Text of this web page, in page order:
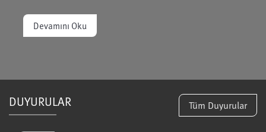
Devamını Oku
DUYURULAR Tüm Duyurular